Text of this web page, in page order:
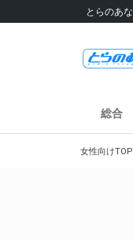
とらのあな
総合
女性向けTOP